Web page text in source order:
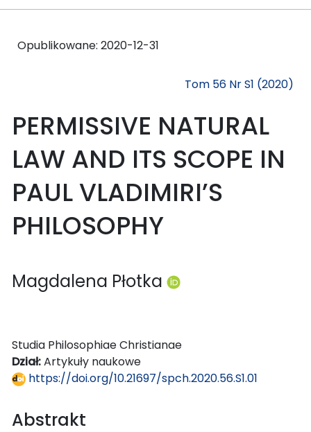
Opublikowane: 2020-12-31
Tom 56 Nr S1 (2020)
PERMISSIVE NATURAL
LAW AND ITS SCOPE IN
PAUL VLADIMIRI’S
PHILOSOPHY
Magdalena Płotka
Studia Philosophiae Christianae
Dział:Artykuły naukowe
https://doi.org/10.21697/spch.2020.56.S1.01
Abstrakt